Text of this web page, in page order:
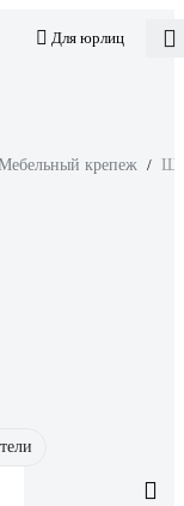
Для юрлиц
крепеж /